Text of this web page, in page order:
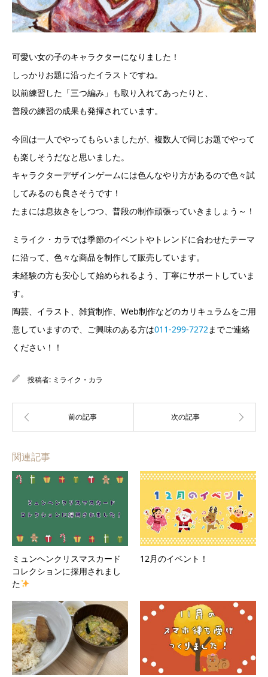
可愛い女の子のキャラクターになりました！
しっかりお題に沿ったイラストですね。
以前練習した「三つ編み」も取り入れてあったりと、
普段の練習の成果も発揮されています。
今回は一人でやってもらいましたが、複数人で同じお題でやって
も楽しそうだなと思いました。
キャラクターデザインゲームには色んなやり方があるので色々試
してみるのも良さそうです！
たまには息抜きをしつつ、普段の制作頑張っていきましょう～！
ミライク・カラでは季節のイベントやトレンドに合わせたテーマ
に沿って、色々な商品を制作して販売しています。
未経験の方も安心して始められるよう、丁寧にサポートしていま
す。
陶芸、イラスト、雑貨制作、Web制作などのカリキュラムをご用
意していますので、ご興味のある方は011-299-7272までご連絡
ください！！
投稿者: ミライク・カラ
関連記事
ミュンヘンクリスマスカード
コレクションに採用されまし
た
12月のイベント！